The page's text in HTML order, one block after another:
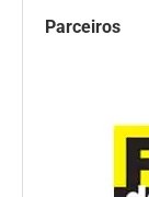
Parceiros